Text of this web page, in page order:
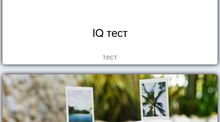
IQ тест
тест